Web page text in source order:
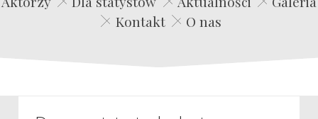
Kontakt
O nas